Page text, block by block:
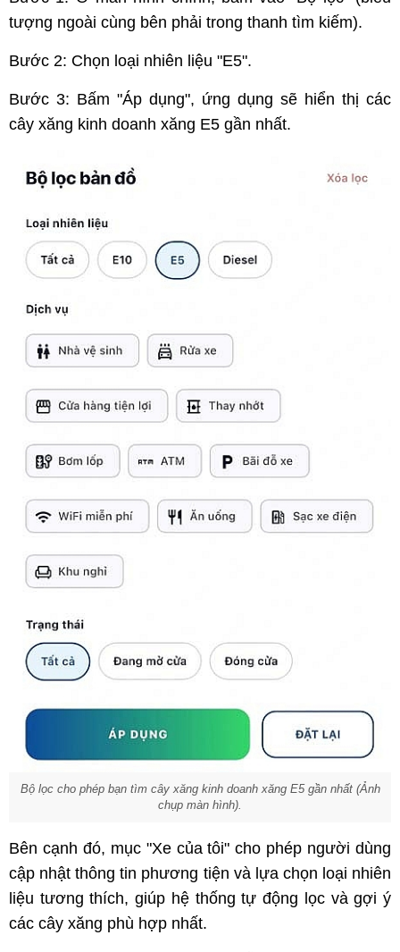
tượng ngoài cùng bên phải trong thanh tìm kiếm).
Bước 2: Chọn loại nhiên liệu "E5".
Bước 3: Bấm "Áp dụng", ứng dụng sẽ hiển thị các
cây xăng kinh doanh xăng E5 gần nhất.
Bộ lọc cho phép bạn tìm cây xăng kinh doanh xăng E5 gần nhất (Ảnh
chụp màn hình).
Bên cạnh đó, mục "Xe của tôi" cho phép người dùng
cập nhật thông tin phương tiện và lựa chọn loại nhiên
liệu tương thích, giúp hệ thống tự động lọc và gợi ý
các cây xăng phù hợp nhất.